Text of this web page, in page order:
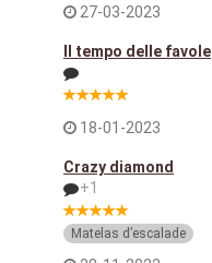
27-03-2023
Il tempo delle favole
18-01-2023
Crazy diamond
+1
Matelas d’escalade